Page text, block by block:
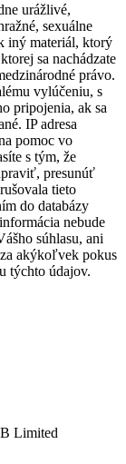
urážlivé,
sexuálne
iný materiál, ktorý
sa nachádzate
právo.
vylúčeniu, s
pripojenia, ak sa
IP adresa
pomoc vo
s tým, že
presunúť
tieto
do databázy
nebude
súhlasu, ani
akýkoľvek pokus
týchto údajov.
Limited